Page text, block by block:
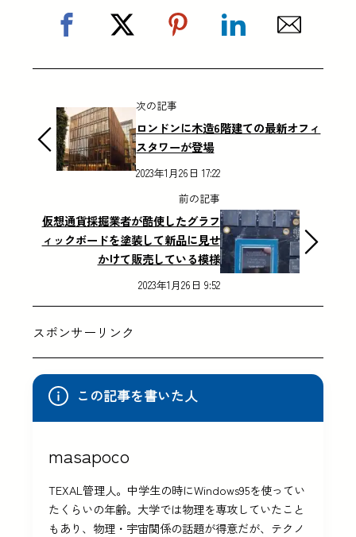
次の記事
ロンドンに木造6階建ての最新オフィ
スタワーが登場
2023年1月26日 17:22
前の記事
仮想通貨採掘業者が酷使したグラフ
ィックボードを塗装して新品に見せ
かけて販売している模様
2023年1月26日 9:52
スポンサーリンク
この記事を書いた人
masapoco
TEXAL管理人。中学生の時にWindows95を使ってい
たくらいの年齢。大学では物理を専攻していたこと
もあり、物理・宇宙関係の話題が得意だが、テクノ